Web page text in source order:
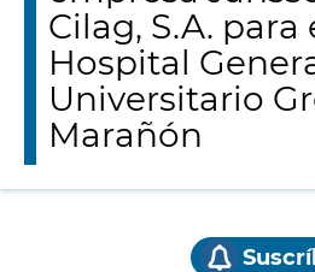
Cilag, S.A. para
Hospital
Universitario
Marañón